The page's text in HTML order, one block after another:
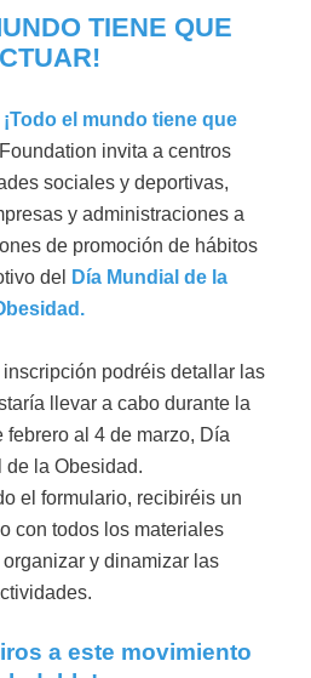
TIENE QUE
¡Todo el mundo tiene que
invita a centros
sociales y deportivas,
y administraciones a
de promoción de hábitos
del
Día Mundial de la
podréis detallar las
llevar a cabo durante la
febrero al 4 de marzo, Día
de la Obesidad.
el formulario, recibiréis un
con todos los materiales
y dinamizar las
a este movimiento